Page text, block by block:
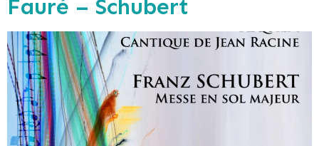
Fauré – Schubert